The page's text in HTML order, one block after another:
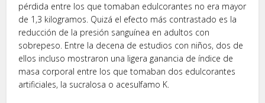
pérdida entre los que tomaban edulcorantes no era mayor
de 1,3 kilogramos. Quizá el efecto más contrastado es la
reducción de la presión sanguínea en adultos con
sobrepeso. Entre la decena de estudios con niños, dos de
ellos incluso mostraron una ligera ganancia de índice de
masa corporal entre los que tomaban dos edulcorantes
artificiales, la sucralosa o acesulfamo K.